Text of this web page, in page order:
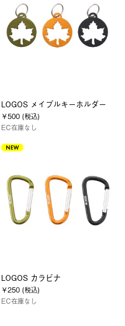
LOGOS メイプルキーホルダー
￥500 (税込)
EC在庫なし
NEW
LOGOS カラビナ
￥250 (税込)
EC在庫なし